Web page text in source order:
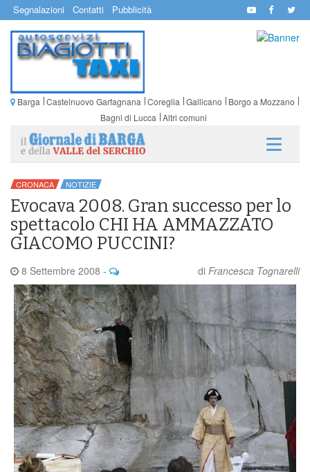
Segnalazioni Contatti Pubblicità
Barga Castelnuovo Garfagnana Coreglia Gallicano
Borgo a Mozzano
Bagni di Lucca Altri comuni
CRONACA NOTIZIE
Evocava 2008. Gran successo per lo
spettacolo CHI HA AMMAZZATO
GIACOMO PUCCINI?
8 Settembre 2008 - di Francesca Tognarelli